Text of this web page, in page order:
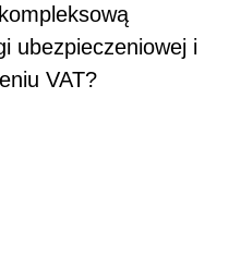
ubezpieczeniowej i
VAT?